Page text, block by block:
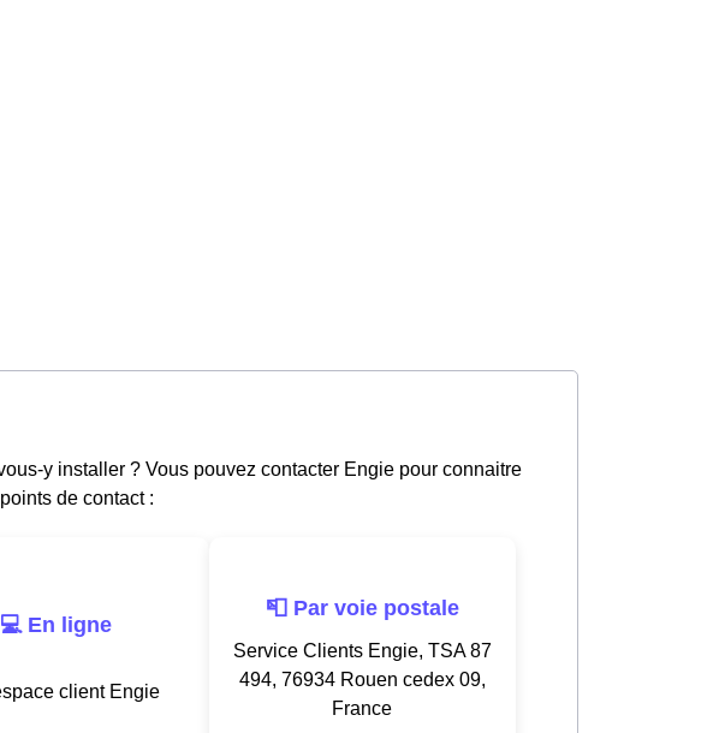
y installer ? Vous pouvez contacter Engie pour connaitre
de contact :
💻 En ligne
client Engie
📮 Par voie postale
Service Clients Engie, TSA 87
494, 76934 Rouen cedex 09,
France